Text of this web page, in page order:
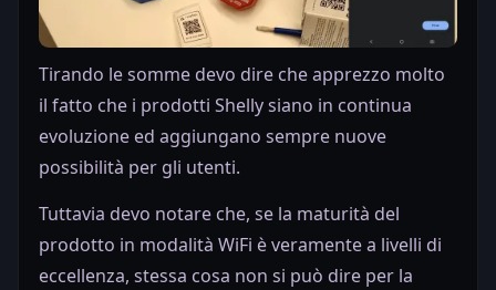
Tirando le somme devo dire che apprezzo molto
il fatto che i prodotti Shelly siano in continua
evoluzione ed aggiungano sempre nuove
possibilità per gli utenti.
Tuttavia devo notare che, se la maturità del
prodotto in modalità WiFi è veramente a livelli di
eccellenza, stessa cosa non si può dire per la